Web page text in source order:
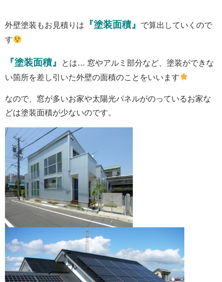
外壁塗装もお見積りは 『塗装面積』
で算出していくので
す
『塗装面積』
とは… 窓やアルミ部分など、塗装ができな
い箇所を差し引いた外壁の面積のことをいいます
なので、窓が多いお家や太陽光パネルがのっているお家な
どは塗装面積が少ないのです。